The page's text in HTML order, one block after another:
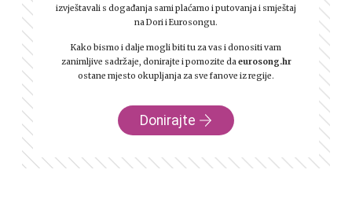
izvještavali s događanja sami plaćamo i putovanja i smještaj
na Dori i Eurosongu.
Kako bismo i dalje mogli biti tu za vas i donositi vam
zanimljive sadržaje, donirajte i pomozite daeurosong.hr
ostane mjesto okupljanja za sve fanove iz regije.
Donirajte